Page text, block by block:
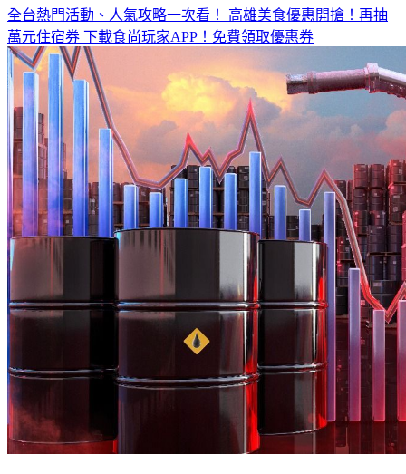
全台熱門活動、人氣攻略一次看！ 高雄美食優惠開搶！再抽
萬元住宿券 下載食尚玩家APP！免費領取優惠券